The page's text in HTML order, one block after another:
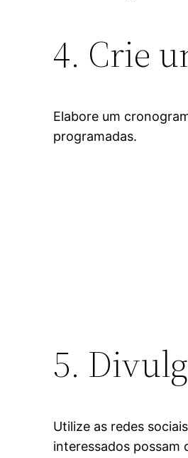
4. Crie
Elabore um
programadas.
5.
Utilize as redes
interessados possam